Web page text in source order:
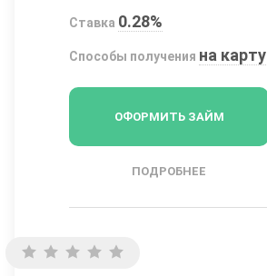
Ставка 0.28%
Способы получения на карту
ОФОРМИТЬ ЗАЙМ
ПОДРОБНЕЕ